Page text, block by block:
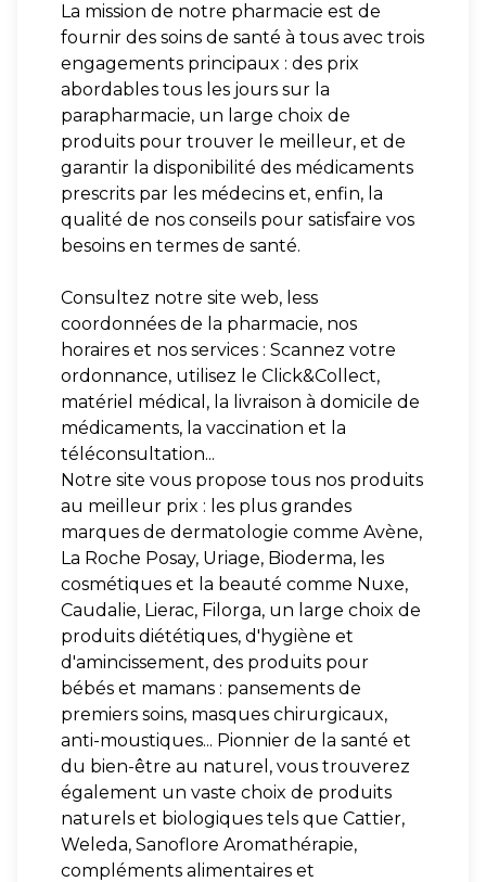
La mission de notre pharmacie est de
fournir des soins de santé à tous avec trois
engagements principaux : des prix
abordables tous les jours sur la
parapharmacie, un large choix de
produits pour trouver le meilleur, et de
garantir la disponibilité des médicaments
prescrits par les médecins et, enfin, la
qualité de nos conseils pour satisfaire vos
besoins en termes de santé.
Consultez notre site web, less
coordonnées de la pharmacie, nos
horaires et nos services : Scannez votre
ordonnance, utilisez le Click&Collect,
matériel médical, la livraison à domicile de
médicaments, la vaccination et la
téléconsultation...
Notre site vous propose tous nos produits
au meilleur prix : les plus grandes
marques de dermatologie comme Avène,
La Roche Posay, Uriage, Bioderma, les
cosmétiques et la beauté comme Nuxe,
Caudalie, Lierac, Filorga, un large choix de
produits diététiques, d'hygiène et
d'amincissement, des produits pour
bébés et mamans : pansements de
premiers soins, masques chirurgicaux,
anti-moustiques... Pionnier de la santé et
du bien-être au naturel, vous trouverez
également un vaste choix de produits
naturels et biologiques tels que Cattier,
Weleda, Sanoflore Aromathérapie,
compléments alimentaires et